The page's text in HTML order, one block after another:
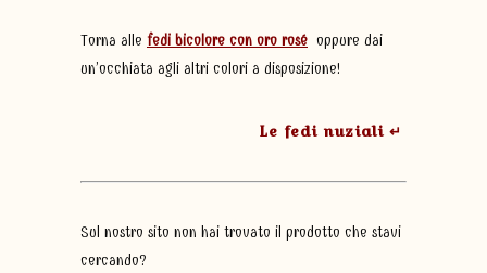
Torna alle fedi bicolore con oro rosé oppure dai
un’occhiata agli altri colori a disposizione!
Le fedi nuziali ↵
Sul nostro sito non hai trovato il prodotto che stavi
cercando?